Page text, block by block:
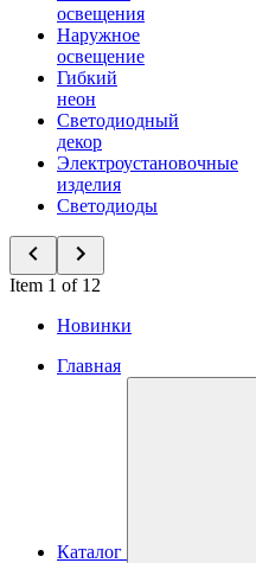
освещения
Наружное
освещение
Гибкий
неон
Светодиодный
декор
Электроустановочные
изделия
Светодиоды
Item 1 of 12
Новинки
Главная
Каталог